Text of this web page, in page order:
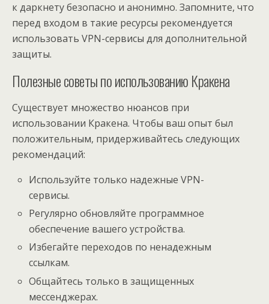
к даркнету безопасно и анонимно. Запомните, что
перед входом в такие ресурсы рекомендуется
использовать VPN-сервисы для дополнительной
защиты.
Полезные советы по использованию Кракена
Существует множество нюансов при
использовании Кракена. Чтобы ваш опыт был
положительным, придерживайтесь следующих
рекомендаций:
Используйте только надежные VPN-
сервисы.
Регулярно обновляйте программное
обеспечение вашего устройства.
Избегайте переходов по ненадежным
ссылкам.
Общайтесь только в защищенных
мессенджерах.